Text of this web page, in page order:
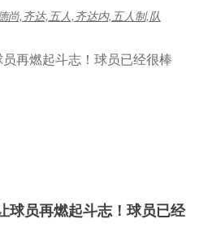
尚,齐达,五人,齐达内,五人制,队
球员再燃起斗志！球员已经